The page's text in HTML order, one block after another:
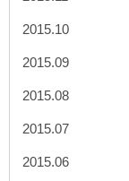
2015.10
2015.09
2015.08
2015.07
2015.06